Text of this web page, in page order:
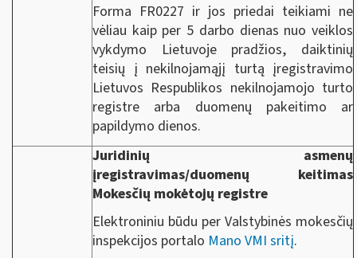
Forma FR0227 ir jos priedai teikiami ne
vėliau kaip per 5 darbo dienas nuo veiklos
vykdymo Lietuvoje pradžios, daiktinių
teisių į nekilnojamąjį turtą įregistravimo
Lietuvos Respublikos nekilnojamojo turto
registre arba duomenų pakeitimo ar
papildymo dienos.
Juridinių asmenų
įregistravimas/duomenų keitimas
Mokesčių mokėtojų registre
Elektroniniu būdu per Valstybinės mokesčių
inspekcijos portalo Mano VMI sritį.